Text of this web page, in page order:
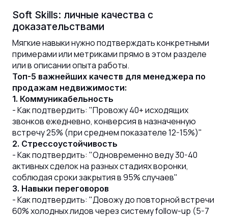
Soft Skills: личные качества с
доказательствами
Мягкие навыки нужно подтверждать конкретными
примерами или метриками прямо в этом разделе
или в описании опыта работы.
Топ-5 важнейших качеств для менеджера по
продажам недвижимости:
1. Коммуникабельность
- Как подтвердить: "Провожу 40+ исходящих
звонков ежедневно, конверсия в назначенную
встречу 25% (при среднем показателе 12-15%)"
2. Стрессоустойчивость
- Как подтвердить: "Одновременно веду 30-40
активных сделок на разных стадиях воронки,
соблюдая сроки закрытия в 95% случаев"
3. Навыки переговоров
- Как подтвердить: "Довожу до повторной встречи
60% холодных лидов через систему follow-up (5-7